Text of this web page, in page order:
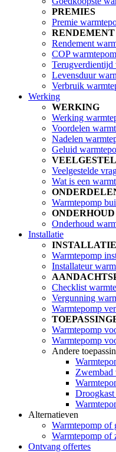
PREMIES
Premie
RENDEMENT
Rendement
COP
Terugverdientijd
Levensduur
Verbruik
Werking
WERKING
Werking
Voordelen
Nadelen
Geluid
Veelgestelde
Wat is een
Warmtepomp
ONDERHOUD
Onderhoud
Installatie
INSTALLATIE
Warmtepomp
Installateur
Checklist
Vergunning
Warmtepomp
Warmtepomp
Warmtepomp
Andere
Zwembad
Alternatieven
Warmtepomp of
Warmtepomp of
Ontvang offertes